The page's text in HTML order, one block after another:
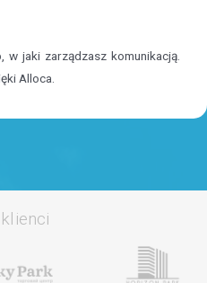
w jaki zarządzasz komunikacją.
Alloca.